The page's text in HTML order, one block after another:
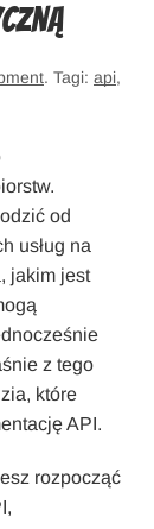
. Tagi: api,
od
usług na
jakim jest
z tego
które
API.
rozpocząć